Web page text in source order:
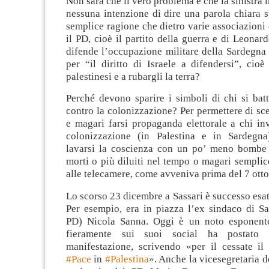
nessuna intenzione di dire una parola chiara
semplice ragione che dietro varie associazioni
il PD, cioè il partito della guerra e di
difende l’occupazione militare della
per “il diritto di Israele a difendersi”, cioè
palestinesi e a rubargli la terra?
Perché devono sparire i simboli di chi si
contro la colonizzazione? Per permettere di
e magari farsi propaganda elettorale a chi
colonizzazione (in Palestina e in
lavarsi la coscienza con un po’ meno
morti o più diluiti nel tempo o magari
alle telecamere, come avveniva prima del 7
Lo scorso 23 dicembre a Sassari è successo
Per esempio, era in piazza l’ex sindaco di
PD) Nicola Sanna. Oggi è un noto
fieramente sui suoi social ha
manifestazione, scrivendo «per il cessate
#Pace in #Palestina». Anche la vicesegretaria